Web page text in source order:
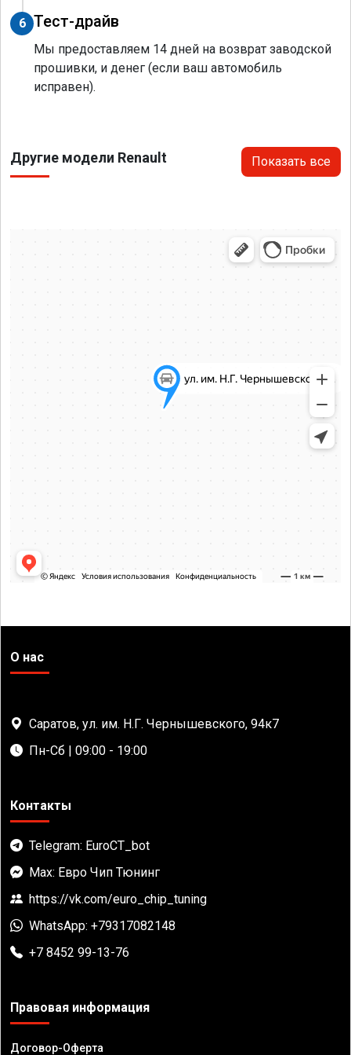
6 Тест-драйв
Мы предоставляем 14 дней на возврат заводской
прошивки, и денег (если ваш автомобиль
исправен).
Другие модели Renault Показать все
О нас
Саратов, ул. им. Н.Г. Чернышевского, 94к7
Пн-Сб | 09:00 - 19:00
Контакты
Telegram: EuroCT_bot
Max: Евро Чип Тюнинг
https://vk.com/euro_chip_tuning
WhatsApp: +79317082148
+7 8452 99-13-76
Правовая информация
Договор-Оферта